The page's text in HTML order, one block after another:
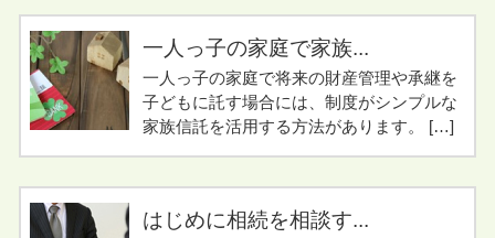
一人っ子の家庭で家族...
一人っ子の家庭で将来の財産管理や承継を
子どもに託す場合には、制度がシンプルな
家族信託を活用する方法があります。 […]
はじめに相続を相談す...